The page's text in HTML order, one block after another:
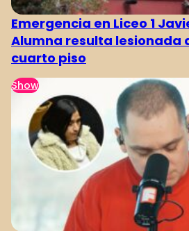
Emergencia en Liceo 1
Alumna resulta lesionada
cuarto piso
Show